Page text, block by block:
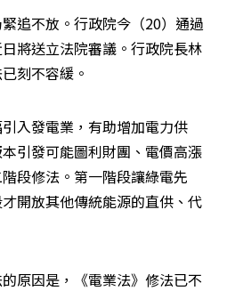
追不放。行政院今（20）通過
將送立法院審議。行政院長林
刻不容緩。
入發電業，有助增加電力供
引發可能圖利財團、電價高漲
段修法。第一階段讓綠電先
開放其他傳統能源的直供、代
原因是，《電業法》修法已不